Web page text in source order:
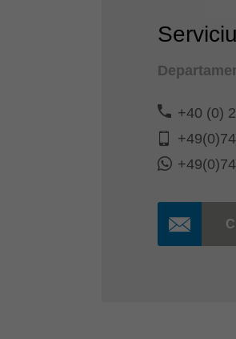
+40 (0)